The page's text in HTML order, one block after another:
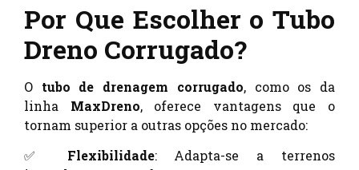
Por Que Escolher o Tubo
Dreno Corrugado?
O tubo de drenagem corrugado, como os da
linha MaxDreno, oferece vantagens que o
tornam superior a outras opções no mercado:
✅ Flexibilidade: Adapta-se a terrenos